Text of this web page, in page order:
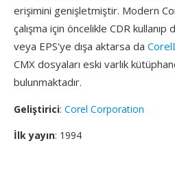
erişimini genişletmiştir. Modern
çalışma için öncelikle CDR kullanıp
veya EPS'ye dışa aktarsa da
CMX dosyaları eski varlık
bulunmaktadır.
Geliştirici: Corel Corporation
İlk yayın: 1994